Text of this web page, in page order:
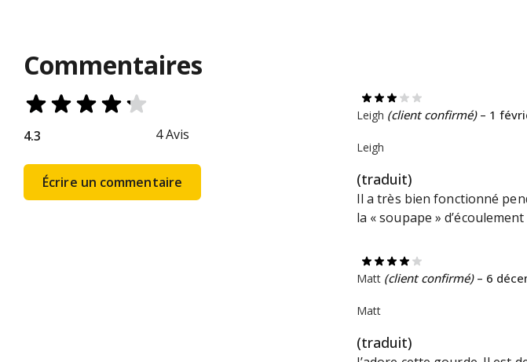
Commentaires
4.3 4Avis
Écrire un commentaire
Leigh (client confirmé) – 1
Leigh
(traduit)
Il a très bien fonctionné
la « soupape » d’écoulement
Matt (client confirmé) – 6
Matt
(traduit)